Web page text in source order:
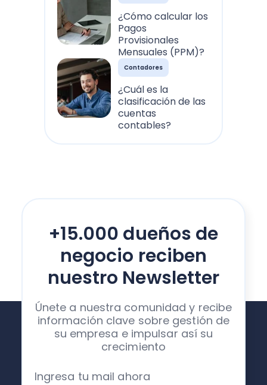
¿Cómo calcular los
Pagos
Provisionales
Mensuales (PPM)?
Contadores
¿Cuál es la
clasificación de las
cuentas
contables?
+15.000 dueños de
negocio reciben
nuestro Newsletter
Únete a nuestra comunidad y recibe
información clave sobre gestión de
su empresa e impulsar así su
crecimiento
Ingresa tu mail ahora